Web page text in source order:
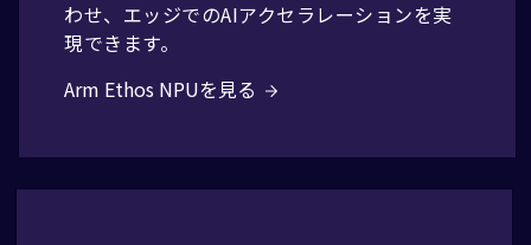
わせ、エッジでのAIアクセラレーションを実
現できます。
Arm Ethos NPUを見る